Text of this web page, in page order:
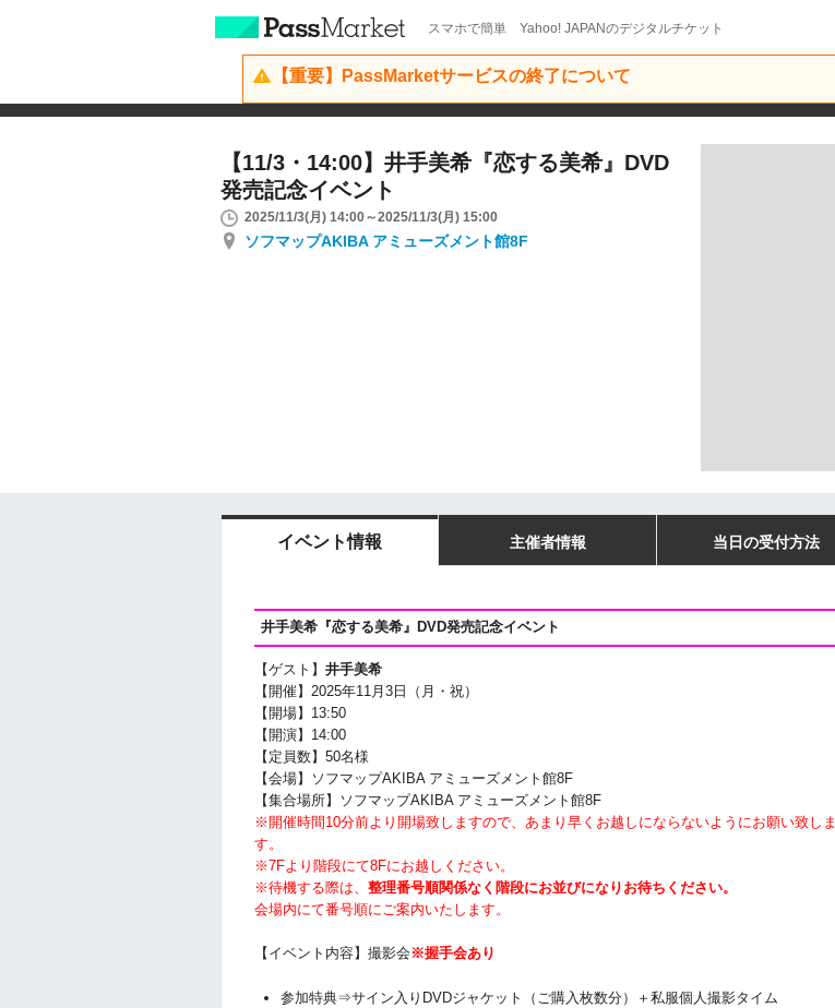
スマホで簡単 Yahoo! JAPANのデジタルチケット
【重要】PassMarketサービスの終了について
【11/3・14:00】井手美希『恋する美希』DVD
発売記念イベント
2025/11/3(月) 14:00～2025/11/3(月) 15:00
ソフマップAKIBA アミューズメント館8F
イベント情報 主催者情報 当日の受付方法
井手美希『恋する美希』 DVD発売記念イベント
【ゲスト】 井手美希
【開催】2025年11月3日（月・祝）
【開場】13:50
【開演】14:00
【定員数】50名様
【会場】ソフマップAKIBA アミューズメント館8F
【集合場所】ソフマップAKIBA アミューズメント館8F
※開催時間10分前より開場致しますので、あまり早くお越しにならないようにお願い致しま
す。
※7Fより階段にて8Fにお越しください。
※待機する際は、 整理番号順関係なく階段にお並びになりお待ちください。
会場内にて番号順にご案内いたします。
【イベント内容】撮影会 ※握手会あり
参加特典⇒サイン入りDVDジャケット（ご購入枚数分）＋私服個人撮影タイム